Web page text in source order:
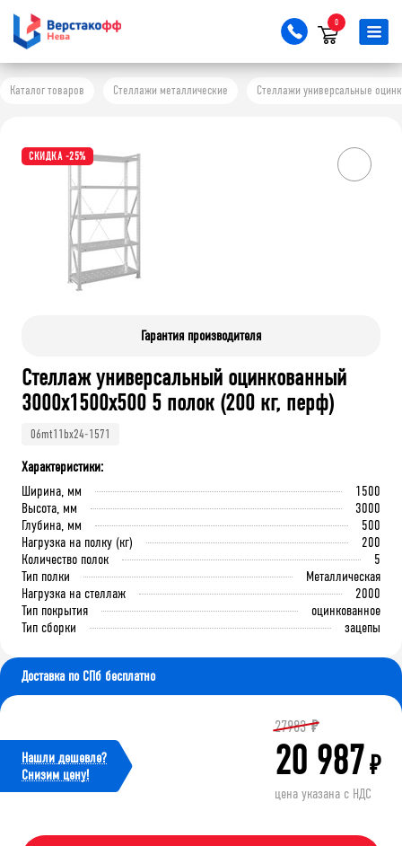
0
Каталог товаров Стеллажи металлические Стеллажи универсальные
СКИДКА -25%
Гарантия производителя
Стеллаж универсальный оцинкованный
3000x1500x500 5 полок (200 кг, перф)
06mt11bx24-1571
Характеристики:
Ширина, мм
1500
Высота, мм
3000
Глубина, мм
500
Нагрузка на полку (кг)
200
Количество полок
5
Тип полки
Металлическая
Нагрузка на стеллаж
2000
Тип покрытия
оцинкованное
Тип сборки
зацепы
Доставка по СПб бесплатно
Нашли дешевле?
Cнизим цену!
27983 ₽
20 987₽
цена указана с НДС